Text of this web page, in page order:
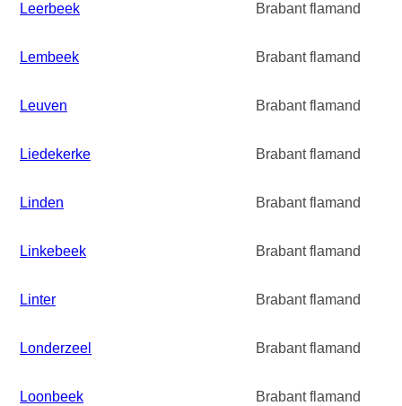
Leerbeek Brabant flamand
Lembeek Brabant flamand
Leuven Brabant flamand
Liedekerke Brabant flamand
Linden Brabant flamand
Linkebeek Brabant flamand
Linter Brabant flamand
Londerzeel Brabant flamand
Loonbeek Brabant flamand